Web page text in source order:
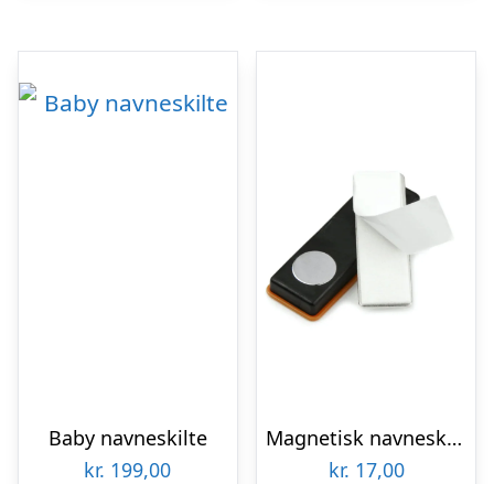
Baby navneskilte
kr. 199,00
Magnetisk navneskilt m/plast 4,5 cm.
kr. 17,00